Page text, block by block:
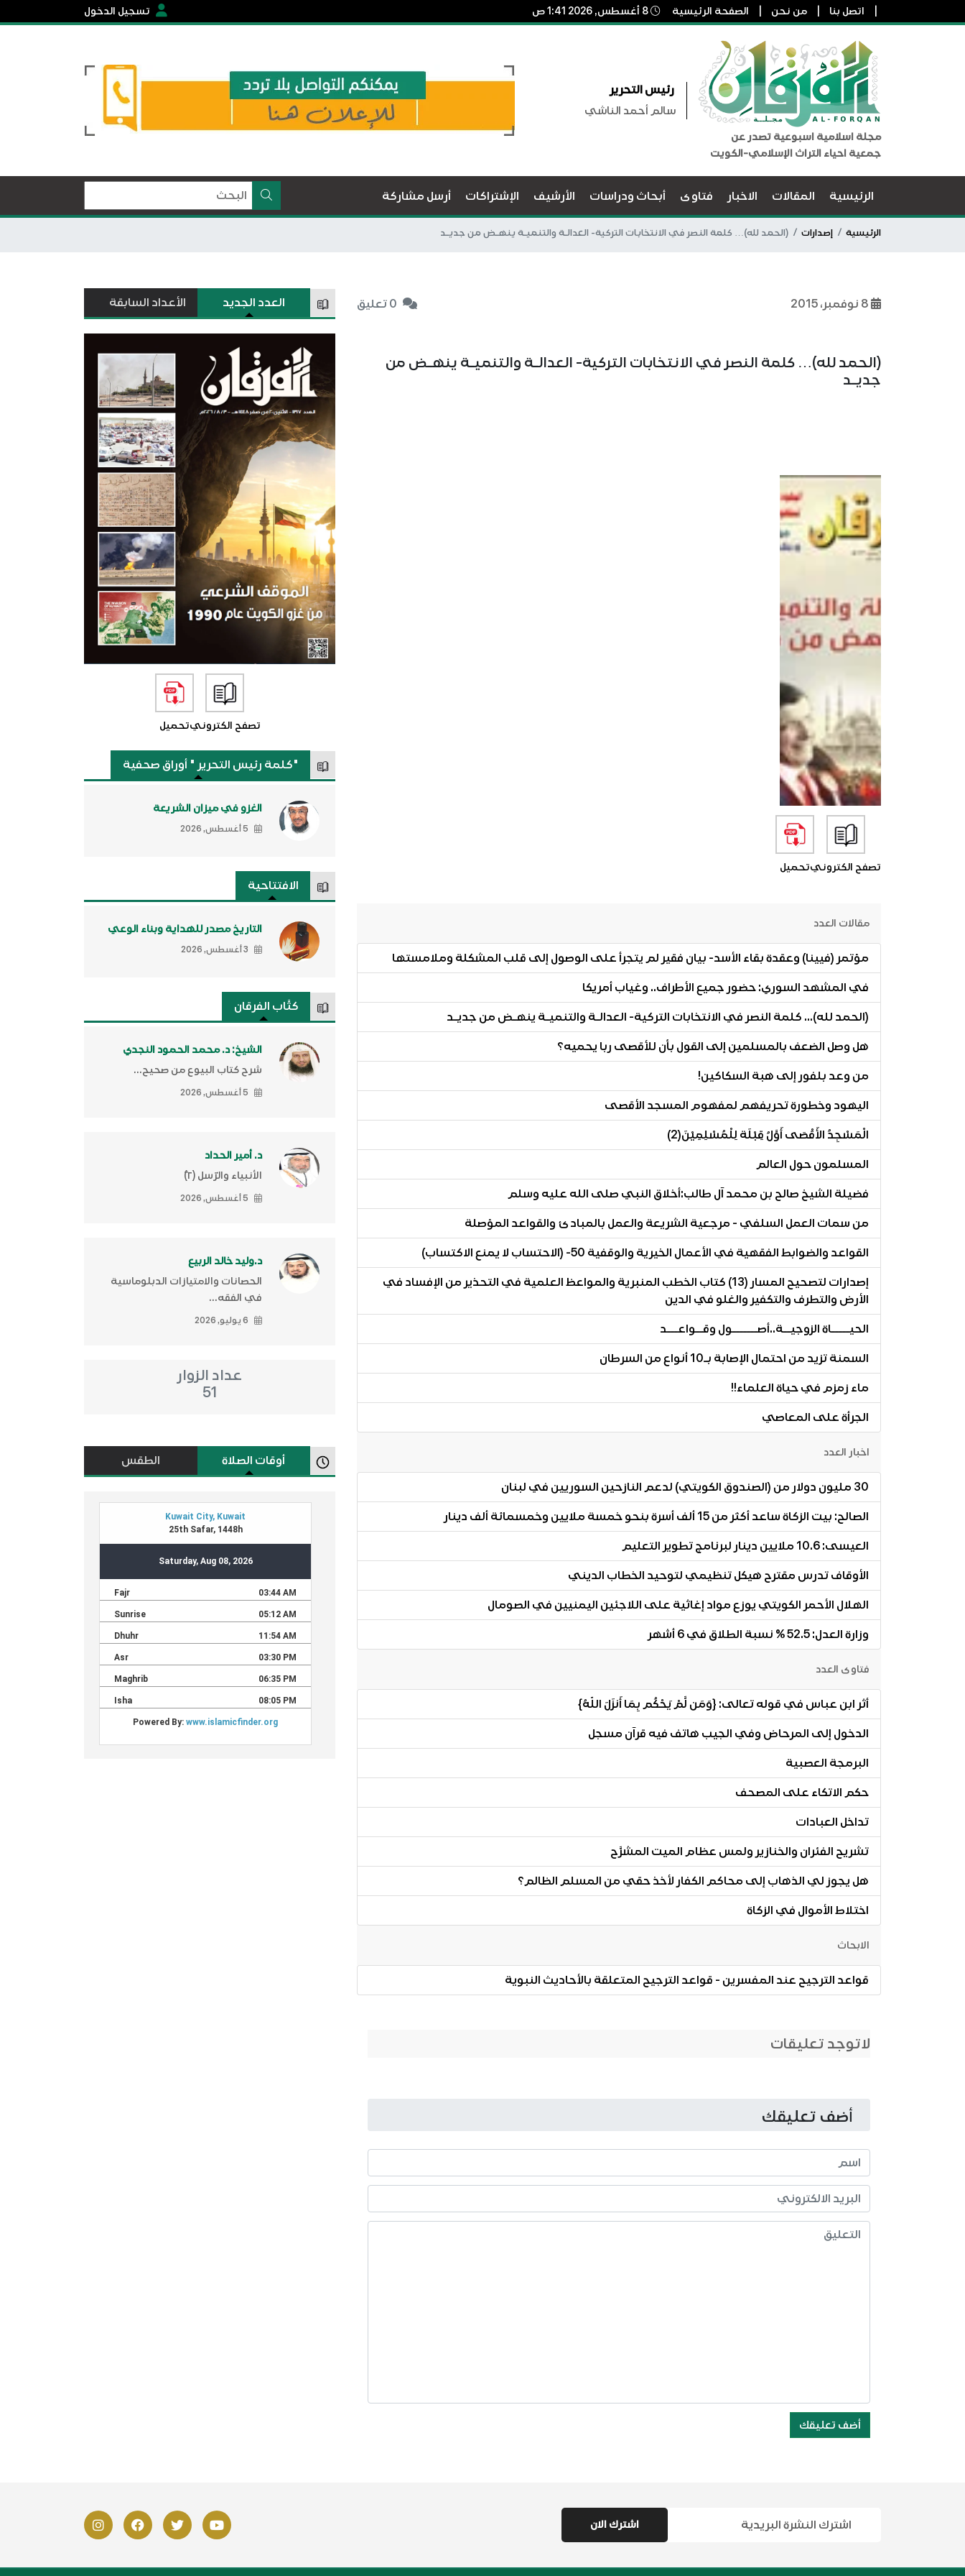
اتصل بنا من نحن الصفحة الرئيسية تسجيل الدخول
مجلة اسلامية اسبوعية تصدر عن
جمعية احياء التراث الإسلامي-الكويت
رئيس التحرير
سالم أحمد الناشي
الرئيسية المقالات الاخبار فتاوى أبحاث ودراسات الأرشيف الإشتراكات أرسل مشاركة
الرئيسية إصدارات (الحمد لله)… كلمة النصر في الانتخابات التركية- العدالـة والتنميـة ينهـض من جديـد
0 تعليق
(الحمد لله)… كلمة النصر في الانتخابات التركية- العدالـة والتنميـة ينهـض من
جديـد
تصفح الكترونيتحميل
مقالات العدد
مؤتمر (فيينا) وعقدة بقاء الأسد- بيان فقير لم يتجرأ على الوصول إلى قلب المشكلة وملامستها
في المشهد السوري: حضور جميع الأطراف.. وغياب أمريكا
(الحمد لله)... كلمة النصر في الانتخابات التركية- العدالـة والتنميـة ينهـض من جديـد
هل وصل الضعف بالمسلمين إلى القول بأن للأقصى ربا يحميه؟
من وعد بلفور إلى هبة السكاكين!
اليهود وخطورة تحريفهم لمفهوم المسجد الأقصى
الْمَسْجِدُ الأَقْصَى أَوَّلُ قِبْلَة لِلْمُسْلِمِيْنَ(2)
المسلمون حول العالم
فضيلة الشيخ صالح بن محمد آل طالب:أخلاق النبي صلى الله عليه وسلم
من سمات العمل السلفي - مرجعية الشريعة والعمل بالمبادئ والقواعد المؤصلة
القواعد والضوابط الفقهية في الأعمال الخيرية والوقفية 50- (الاحتساب لا يمنع الاكتساب)
إصدارات لتصحيح المسار (13) كتاب الخطب المنبرية والمواعظ العلمية في التحذير من الإفساد في
الأرض والتطرف والتكفير والغلو في الدين
الحيـــــاة الزوجيــة..أصـــــــول وقــواعـــد
السمنة تزيد من احتمال الإصابة بـ10 أنواع من السرطان
ماء زمزم في حياة العلماء!!
الجرأة على المعاصي
اخبار العدد
30 مليون دولار من (الصندوق الكويتي) لدعم النازحين السوريين في لبنان
الصالح: بيت الزكاة ساعد أكثر من 15 ألف أسرة بنحو خمسة ملايين وخمسمائة ألف دينار
العيسى: 10.6 ملايين دينار لبرنامج تطوير التعليم
الأوقاف تدرس مقترح هيكل تنظيمي لتوحيد الخطاب الديني
الهلال الأحمر الكويتي يوزع مواد إغاثية على اللاجئين اليمنيين في الصومال
وزارة العدل: 52.5 % نسبة الطلاق في 6 أشهر
فتاوى العدد
أثر ابن عباس في قوله تعالى: {وَمَن لَّمْ يَحْكُم بِمَا أَنزَلَ اللّهُ}
الدخول إلى المرحاض وفي الجيب هاتف فيه قرآن مسجل
البرمجة العصبية
حكم الاتكاء على المصحف
تداخل العبادات
تشريح الفئران والخنازير ولمس عظام الميت المشرَّح
هل يجوز لي الذهاب إلى محاكم الكفار لأخذ حقي من المسلم الظالم؟
اختلاط الأموال في الزكاة
الابحاث
قواعد الترجيح عند المفسرين‏ - قواعد الترجيح المتعلقة بالأحاديث النبوية
لاتوجد تعليقات
أضف تعليقك
أضف تعليقك
العدد الجديد الأعداد السابقة
تصفح الكترونيتحميل
"كلمة رئيس التحرير " أوراق صحفية
الغزو في ميزان الشريعة
5 أغسطس, 2026
الافتتاحية
التاريخ مصدر للهداية وبناء الوعي
3 أغسطس, 2026
كتَّاب الفرقان
الشيخ: د. محمد الحمود النجدي
شرح كتاب البيوع من صحيح...
5 أغسطس, 2026
د. أمير الحداد
الأنبياء والرّسل (٢)ّ
5 أغسطس, 2026
د.وليد خالد الربيع
الحصانات والامتيازات الدبلوماسية
في الفقه...
6 يوليو, 2026
عداد الزوار
51
أوقات الصلاة الطقس